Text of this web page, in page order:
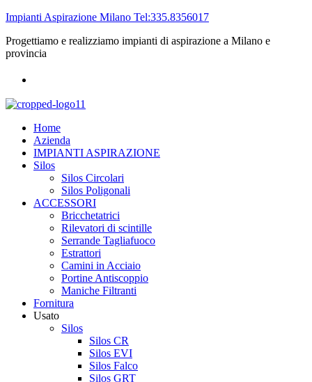
Impianti Aspirazione Milano Tel:335.8356017
Progettiamo e realizziamo impianti di aspirazione a Milano e
provincia
Home
Azienda
IMPIANTI ASPIRAZIONE
Silos
Silos Circolari
Silos Poligonali
ACCESSORI
Bricchetatrici
Rilevatori di scintille
Serrande Tagliafuoco
Estrattori
Camini in Acciaio
Portine Antiscoppio
Maniche Filtranti
Fornitura
Usato
Silos
Silos CR
Silos EVI
Silos Falco
Silos GRT